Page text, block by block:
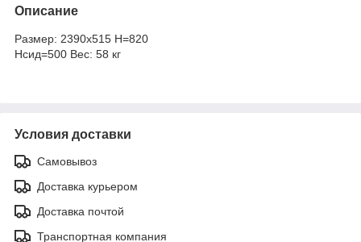
Описание
Размер: 2390х515 H=820
Hсид=500 Вес: 58 кг
Условия доставки
Самовывоз
Доставка курьером
Доставка почтой
Транспортная компания